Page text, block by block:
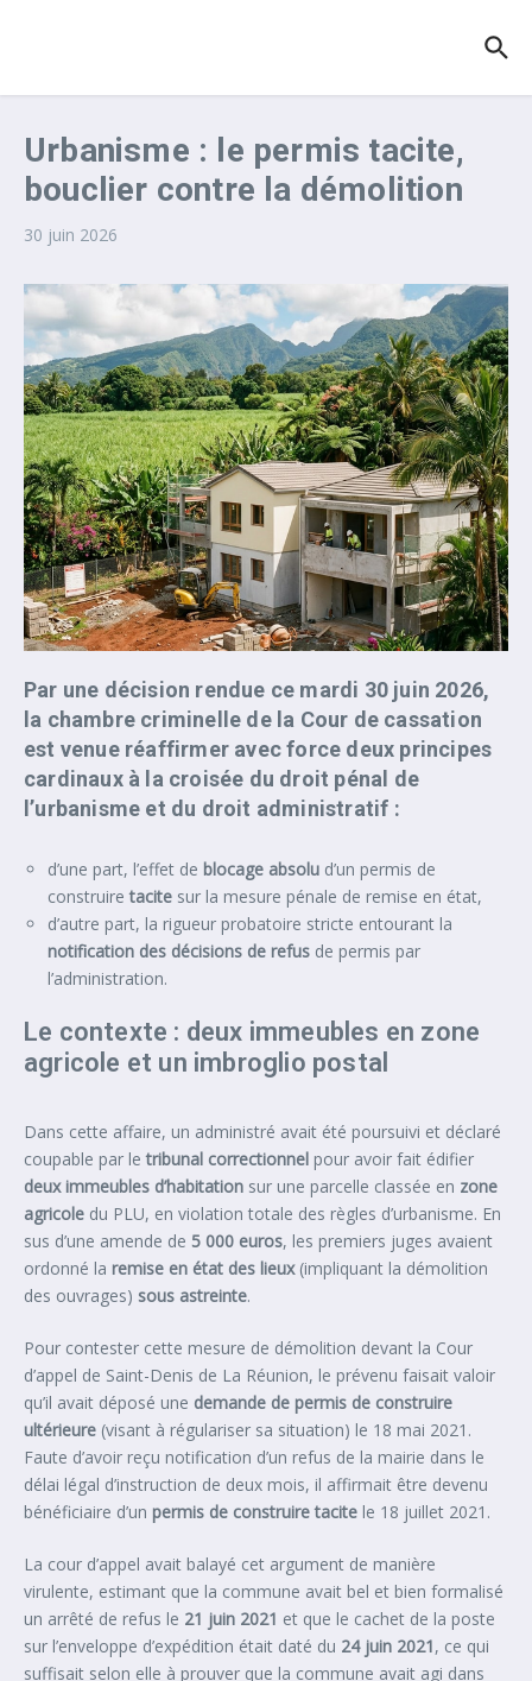
Urbanisme : le permis tacite,
bouclier contre la démolition
30 juin 2026
Par une décision rendue ce mardi 30 juin 2026,
la chambre criminelle de la Cour de cassation
est venue réaffirmer avec force deux principes
cardinaux à la croisée du droit pénal de
l’urbanisme et du droit administratif :
d’une part, l’effet de blocage absolu d’un permis de
construiretacite sur la mesure pénale de remise en état,
d’autre part, la rigueur probatoire stricte entourant la
notification des décisions de refus de permis par
l’administration.
Le contexte : deux immeubles en zone
agricole et un imbroglio postal
Dans cette affaire, un administré avait été poursuivi et déclaré
coupable par letribunal correctionnel pour avoir fait édifier
deux immeubles d’habitation sur une parcelle classée en zone
agricole du PLU, en violation totale des règles d’urbanisme. En
sus d’une amende de 5 000 euros, les premiers juges avaient
ordonné la remise en état des lieux(impliquant la démolition
des ouvrages) sous astreinte.
Pour contester cette mesure de démolition devant la Cour
d’appel de Saint-Denis de La Réunion, le prévenu faisait valoir
qu’il avait déposé une demande de permis de construire
ultérieure (visant à régulariser sa situation) le 18 mai 2021.
Faute d’avoir reçu notification d’un refus de la mairie dans le
délai légal d’instruction de deux mois, il affirmait être devenu
bénéficiaire d’un permis de construire tacite le 18 juillet 2021.
La cour d’appel avait balayé cet argument de manière
virulente, estimant que la commune avait bel et bien formalisé
un arrêté de refus le 21 juin 2021 et que le cachet de la poste
sur l’enveloppe d’expédition était daté du 24 juin 2021, ce qui
suffisait selon elle à prouver que la commune avait agi dans